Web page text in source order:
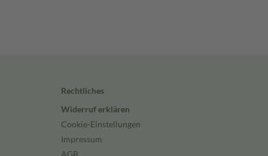
Rechtliches
Widerruf erklären
Cookie-Einstellungen
Impressum
AGB